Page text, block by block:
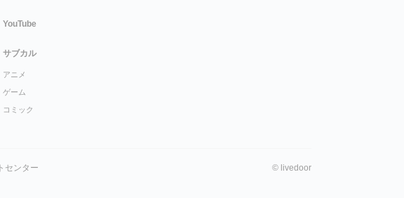
YouTube
サブカル
アニメ
ゲーム
コミック
センター © livedoor